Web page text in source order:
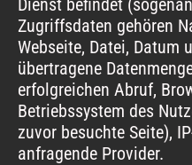
Zugriffsdaten gehören
Webseite, Datei, Datum
übertragene
erfolgreichen Abruf,
Betriebssystem des
zuvor besuchte Seite),
anfragende Provider.